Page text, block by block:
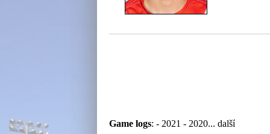
Game logs: - 2021 - 2020... další